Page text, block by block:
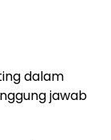
dalam
jawab